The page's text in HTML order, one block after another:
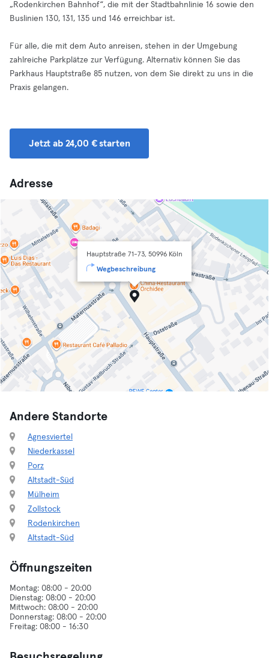
„Rodenkirchen Bahnhof“, die mit der Stadtbahnlinie 16 sowie den
Buslinien 130, 131, 135 und 146 erreichbar ist.
Für alle, die mit dem Auto anreisen, stehen in der Umgebung
zahlreiche Parkplätze zur Verfügung. Alternativ können Sie das
Parkhaus Hauptstraße 85 nutzen, von dem Sie direkt zu uns in die
Praxis gelangen.
Jetzt ab 24,00 € starten
Adresse
Hauptstraße 71-73, 50996 Köln
Wegbeschreibung
Andere Standorte
Agnesviertel
Niederkassel
Porz
Altstadt-Süd
Mülheim
Zollstock
Rodenkirchen
Altstadt-Süd
Öffnungszeiten
Montag: 08:00 - 20:00
Dienstag: 08:00 - 20:00
Mittwoch: 08:00 - 20:00
Donnerstag: 08:00 - 20:00